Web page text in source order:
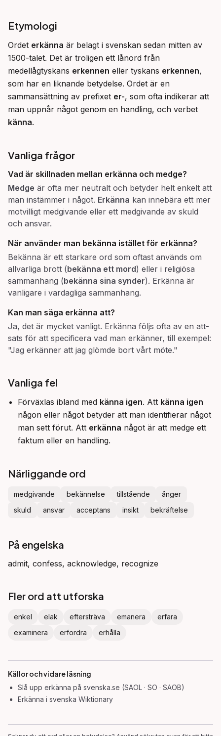
Etymologi
Ordet erkänna är belagt i svenskan sedan mitten av
1500-talet. Det är troligen ett lånord från
medellågtyskans erkennen eller tyskans erkennen,
som har en liknande betydelse. Ordet är en
sammansättning av prefixet er-, som ofta indikerar att
känna.
Vanliga frågor
Vad är skillnaden mellan erkänna och medge?
Medge är ofta mer neutralt och betyder helt enkelt att
man instämmer i något. Erkänna kan innebära ett mer
motvilligt medgivande eller ett medgivande av skuld
och ansvar.
När använder man bekänna istället för erkänna?
Bekänna är ett starkare ord som oftast används om
allvarliga brott (bekänna ett mord) eller i religiösa
sammanhang (bekänna sina synder). Erkänna är
vanligare i vardagliga sammanhang.
Kan man säga erkänna att?
Ja, det är mycket vanligt. Erkänna följs ofta av en att-
sats för att specificera vad man erkänner, till exempel:
"Jag erkänner att jag glömde bort vårt möte."
Vanliga fel
Förväxlas ibland med känna igen. Att känna igen
någon eller något betyder att man identifierar något
man sett förut. Att erkänna något är att medge ett
faktum eller en handling.
Närliggande ord
medgivande bekännelse tillstående
ånger
skuld
ansvar acceptans insikt bekräftelse
På engelska
admit, confess, acknowledge, recognize
Fler ord att utforska
enkel elak eftersträva emanera
erfara
examinera
erfordra erhålla
Källor och vidare läsning
Slå upp erkänna på svenska.se (SAOL · SO · SAOB)
Erkänna i svenska Wiktionary